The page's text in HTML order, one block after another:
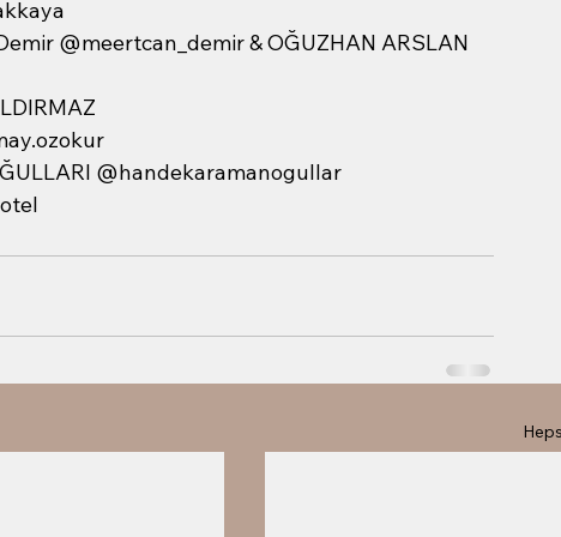
@meertcan_demir & OĞUZHAN ARSLAN
@handekaramanogullar